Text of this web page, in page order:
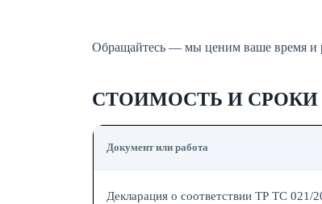
Обращайтесь — мы ценим ваше время и
СТОИМОСТЬ И СРОКИ
Документ или работа
Декларация о соответствии ТР ТС 021/